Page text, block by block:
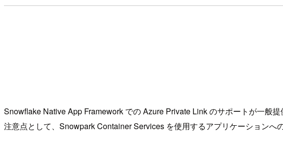
Snowflake Native App Framework での Azure Private Link のサポートが一般提
注意点として、Snowpark Container Services を使用するアプリケーション